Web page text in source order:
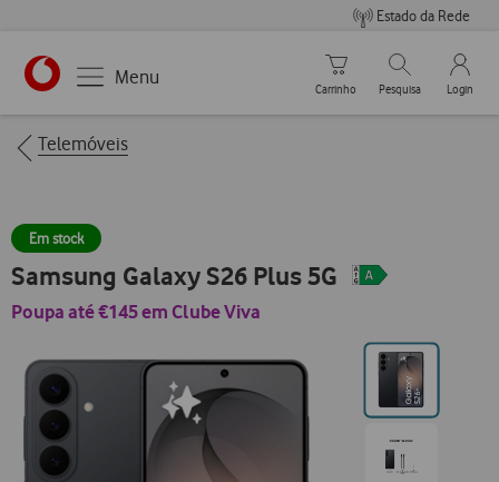
Estado da Rede
https://www.vodafone.pt
Menu
Carrinho de compras
Carrinho
Pesquisar
Pesquisa
My
Login
Breadcrumbs
Telemóveis
Em stock
Samsung Galaxy S26 Plus 5G
Poupa até €145 em Clube Viva
Ir
para
posição0
Ir